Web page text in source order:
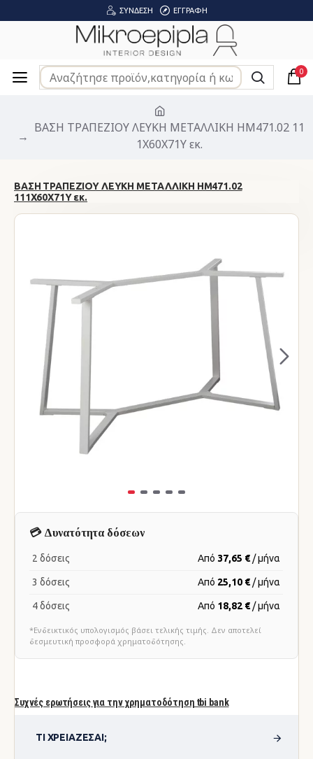
ΣΎΝΔΕΣΗ ΕΓΓΡΑΦΉ
0
ΒΑΣΗ ΤΡΑΠΕΖΙΟΥ ΛΕΥΚΗ ΜΕΤΑΛΛΙΚΗ HM471.02 11
1X60X71Υ εκ.
ΒΑΣΗ ΤΡΑΠΕΖΙΟΥ ΛΕΥΚΗ ΜΕΤΑΛΛΙΚΗ HM471.02
111X60X71Υ εκ.
Συχνές ερωτήσεις για την χρηματοδότηση tbi bank
ΤΙ ΧΡΕΙΆΖΕΣΑΙ;
💳 Δυνατότητα δόσεων
2 δόσεις Από 37,65 € / μήνα
3 δόσεις Από 25,10 € / μήνα
4 δόσεις Από 18,82 € / μήνα
*Ενδεικτικός υπολογισμός βάσει τελικής τιμής. Δεν αποτελεί
δεσμευτική προσφορά χρηματοδότησης.